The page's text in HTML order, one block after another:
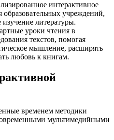
интерактивное
образовательных учреждений,
литературы.
уроки чтения в
текстов, помогая
мышление, расширять
любовь к книгам.
временем методики
мультимедийными